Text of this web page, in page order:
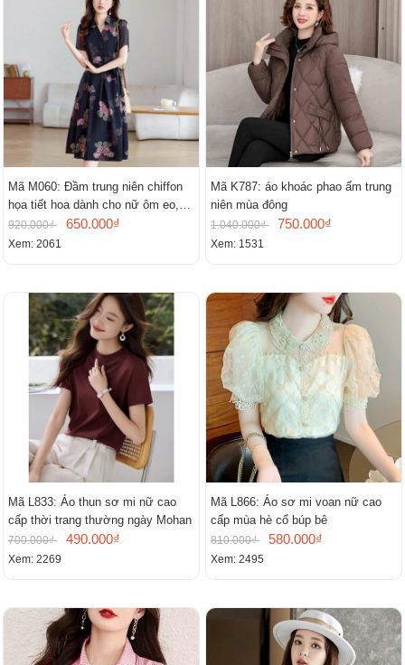
Mã M060: Đầm trung niên chiffon
họa tiết hoa dành cho nữ ôm eo,
cổ chữ V, đầm midi tay ngắn thanh
lịch.
920.000₫ 650.000₫
Xem: 2061
Mã K787: áo khoác phao ấm trung
niên mùa đông
1.040.000₫ 750.000₫
Xem: 1531
Mã L833: Áo thun sơ mi nữ cao
cấp thời trang thường ngày Mohan
700.000₫ 490.000₫
Xem: 2269
Mã L866: Áo sơ mi voan nữ cao
cấp mùa hè cổ búp bê
810.000₫ 580.000₫
Xem: 2495